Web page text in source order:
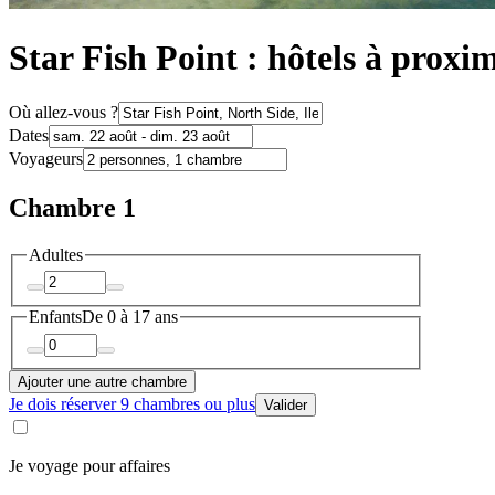
Star Fish Point : hôtels à
Où allez-vous ?
Dates
Voyageurs
Chambre 1
Adultes
EnfantsDe 0 à 17 ans
Ajouter une autre chambre
Je dois réserver 9 chambres ou plus Valider
Je voyage pour affaires